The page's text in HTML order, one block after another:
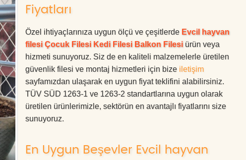
Fiyatları
Özel ihtiyaçlarınıza uygun ölçü ve çeşitlerde Evcil hayvan
filesi Çocuk Filesi Kedi Filesi Balkon Filesi ürün veya
hizmeti sunuyoruz. Siz de en kaliteli malzemelerle üretilen
güvenlik filesi ve montaj hizmetleri için bize iletişim
sayfamızdan ulaşarak en uygun fiyat teklifini alabilirsiniz.
TÜV SÜD 1263-1 ve 1263-2 standartlarına uygun olarak
üretilen ürünlerimizle, sektörün en avantajlı fiyatlarını size
sunuyoruz.
En Uygun Beşevler Evcil hayvan